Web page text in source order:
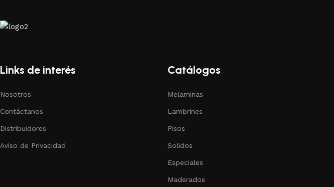
Links de interés
Nosotros
Contáctanos
Distribuidores
Aviso de Privacidad
Catálogos
Melaminas
Lambrines
Pisos
Solidos
Especiales
Maderados